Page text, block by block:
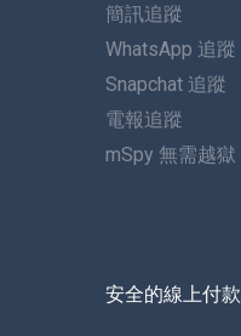
簡訊追蹤
WhatsApp 追蹤
Snapchat 追蹤
電報追蹤
mSpy 無需越獄
安全的線上付款